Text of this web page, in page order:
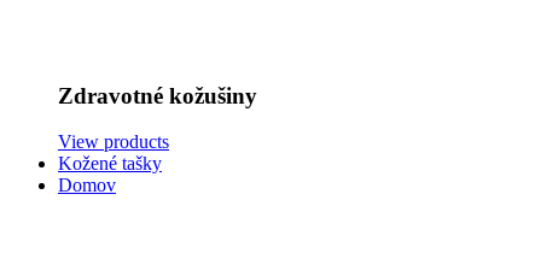
Zdravotné kožušiny
View products
Kožené tašky
Domov